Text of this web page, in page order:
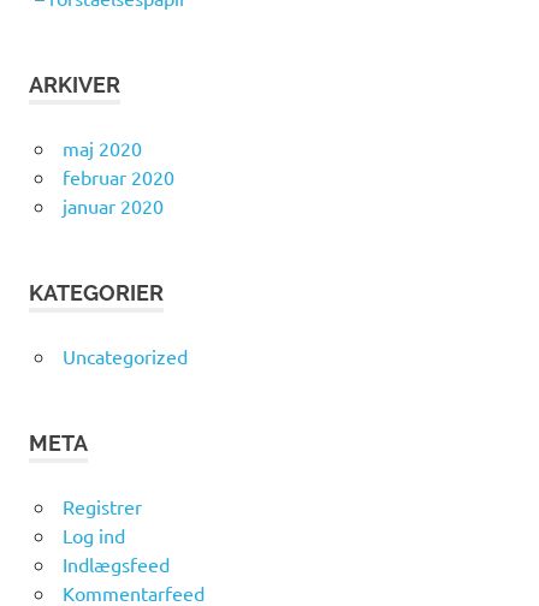
ARKIVER
maj 2020
februar 2020
januar 2020
KATEGORIER
Uncategorized
META
Registrer
Log ind
Indlægsfeed
Kommentarfeed